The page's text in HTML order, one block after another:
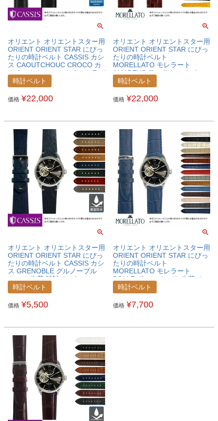
オリエント オリエントスター用
ORIENT ORIENT STAR にぴっ
たりの時計ベルト CASSIS カシ
ス CAOUTCHOUC CROCO カ
ウチッククロコ カウチックラバ
ー 時計ベルト
U0043001ORTSTA
時計ベルト
価格 ¥22,000
オリエント オリエントスター用
ORIENT ORIENT STAR にぴっ
たりの時計ベルト
MORELLATO モレラート
AMADEUS アマデウス カイマ
ンクロコ ワニ革 時計ベルト
U0518052ORTSTA
時計ベルト
価格 ¥22,000
オリエント オリエントスター用
ORIENT ORIENT STAR にぴっ
たりの時計ベルト CASSIS カシ
ス GRENOBLE グルノーブル
カーフ 牛革 時計ベルト
X0031331ORTSTA
時計ベルト
価格 ¥5,500
オリエント オリエントスター用
ORIENT ORIENT STAR にぴっ
たりの時計ベルト
MORELLATO モレラート
BOLLE ボーレ カーフ 牛革 ク
ロコ型押し 時計ベルト
X2269480ORTSTA
時計ベルト
価格 ¥7,700